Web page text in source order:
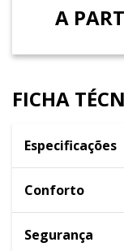
A
FICHA
Especificações
Conforto
Segurança